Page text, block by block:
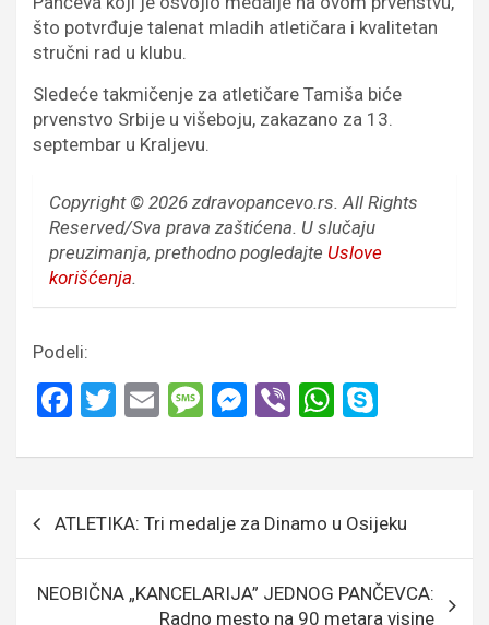
što potvrđuje talenat mladih atletičara i kvalitetan
stručni rad u klubu.
Sledeće takmičenje za atletičare Tamiša biće
prvenstvo Srbije u višeboju, zakazano za 13.
septembar u Kraljevu.
Copyright © 2026 zdravopancevo.rs. All Rights
Reserved/Sva prava zaštićena. U slučaju
preuzimanja, prethodno pogledajte Uslove
korišćenja.
Podeli:
F
ce
o
k
T
tt
E
ail
M
s
g
M
se
g
Vi
er
W
at
A
p
p
чланка
ATLETIKA: Tri medalje za Dinamo u Osijeku
NEOBIČNA „KANCELARIJA” JEDNOG PANČEVCA:
Radno mesto na 90 metara visine